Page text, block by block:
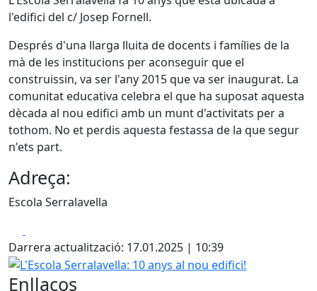
l'edifici del c/ Josep Fornell.
Després d'una llarga lluita de docents i famílies de la
mà de les institucions per aconseguir que el
construissin, va ser l'any 2015 que va ser inaugurat. La
comunitat educativa celebra el que ha suposat aquesta
dècada al nou edifici amb un munt d'activitats per a
tothom. No et perdis aquesta festassa de la que segur
n'ets part.
Adreça:
Escola Serralavella
Darrera actualització: 17.01.2025 | 10:39
L'Escola Serralavella: 10 anys al nou edifici!
Enllaços